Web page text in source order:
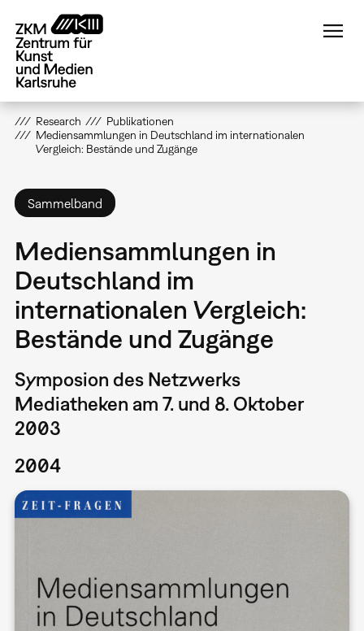
zum
Inhalt
Research
Publikationen
Mediensammlungen in Deutschland im internationalen
Vergleich: Bestände und Zugänge
Sammelband
Mediensammlungen in
Deutschland im
internationalen Vergleich:
Bestände und Zugänge
Symposion des Netzwerks
Mediatheken am 7. und 8. Oktober
2003
2004